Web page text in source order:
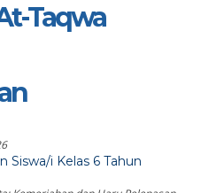
Taqwa
Siswa/i Kelas 6 Tahun